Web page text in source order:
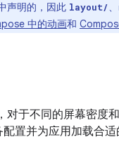
声明的，因此 layout/、
中的动画和
于不同的屏幕密度
置并为应用加载合适